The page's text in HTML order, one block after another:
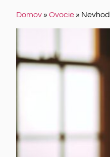
Domov » Ovocie »